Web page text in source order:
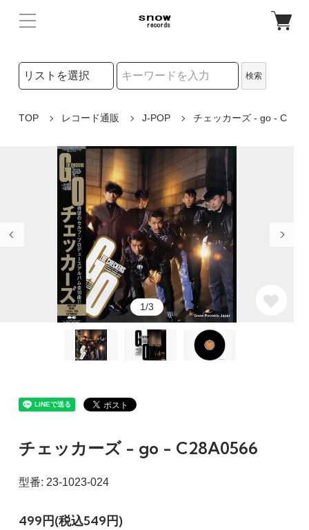
検索リストの選択
検索
TOP レコード通販 J-POP チェッカーズ - go - C
1/3
チェッカーズ - go - C28A0566
型番: 23-1023-024
499円(税込549円)